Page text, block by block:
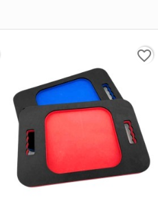
favorite_border